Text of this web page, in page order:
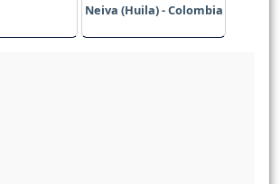
Neiva (Huila) - Colombia